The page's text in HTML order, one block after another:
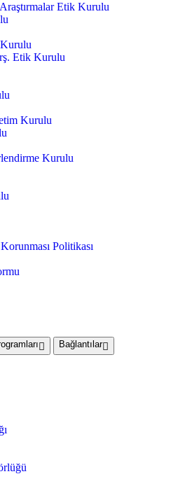
Etik Kurulu
Etik Kurulu
Kurulu
Kurulu
Politikası
Bağlantılar